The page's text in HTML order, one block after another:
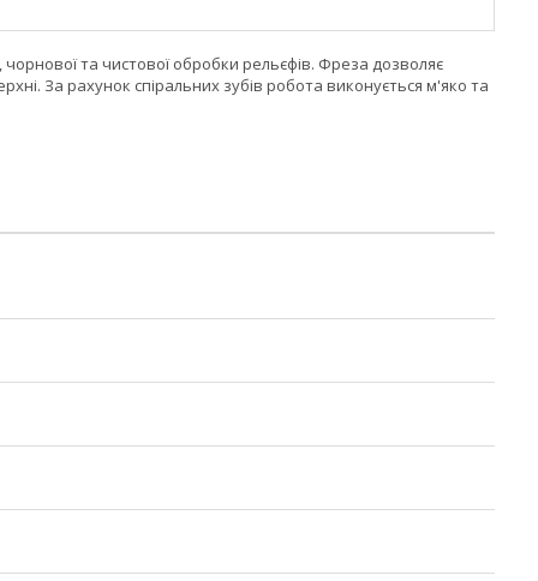
та чистової обробки рельєфів. Фреза дозволяє
За рахунок спіральних зубів робота виконується м'яко та